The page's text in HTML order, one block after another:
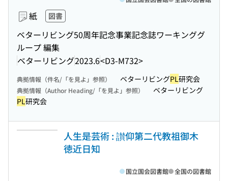
紙 図書
ベターリビング50周年記念事業記念誌ワーキンググ
ループ 編集
ベターリビング2023.6<D3-M732>
典拠情報（件名/「を見よ」参照） ベターリビングPL研究会
典拠情報（Author Heading/「を見よ」参照）
ベターリビング
PL研究会
人生是芸術 : 讃仰第二代教祖御木
徳近日知
国立国会図書館 全国の図書館